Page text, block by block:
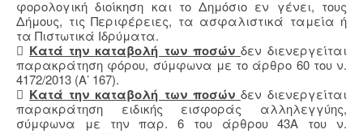
φορολογική διοίκηση και το Δημόσιο εν γένει, τους
Δήμους, τις Περιφέρειες, τα ασφαλιστικά ταμεία ή
τα Πιστωτικά Ιδρύματα.
 Κατά την καταβολή των ποσών δεν διενεργείται
παρακράτηση φόρου, σύμφωνα με το άρθρο 60 του ν.
4172/2013 (Α’ 167).
 Κατά την καταβολή των ποσών δεν διενεργείται
παρακράτηση ειδικής εισφοράς αλληλεγγύης,
σύμφωνα με την παρ. 6 του άρθρου 43Α του ν.